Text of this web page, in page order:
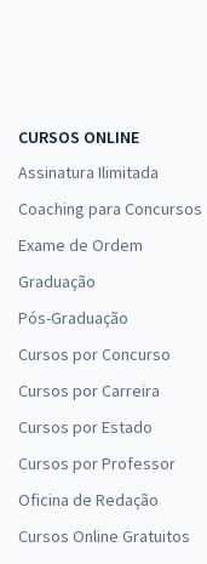
CURSOS ONLINE
Assinatura Ilimitada
Coaching para Concursos
Exame de Ordem
Graduação
Pós-Graduação
Cursos por Concurso
Cursos por Carreira
Cursos por Estado
Cursos por Professor
Oficina de Redação
Cursos Online Gratuitos